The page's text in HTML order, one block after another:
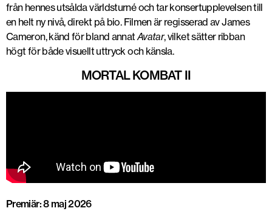
från hennes utsålda världsturné och tar konsertupplevelsen till
en helt ny nivå, direkt på bio. Filmen är regisserad avJames
Cameron, känd för bland annatAvatar, vilket sätter ribban
högt för både visuellt uttryck och känsla.
MORTAL KOMBAT II
Premiär: 8 maj 2026